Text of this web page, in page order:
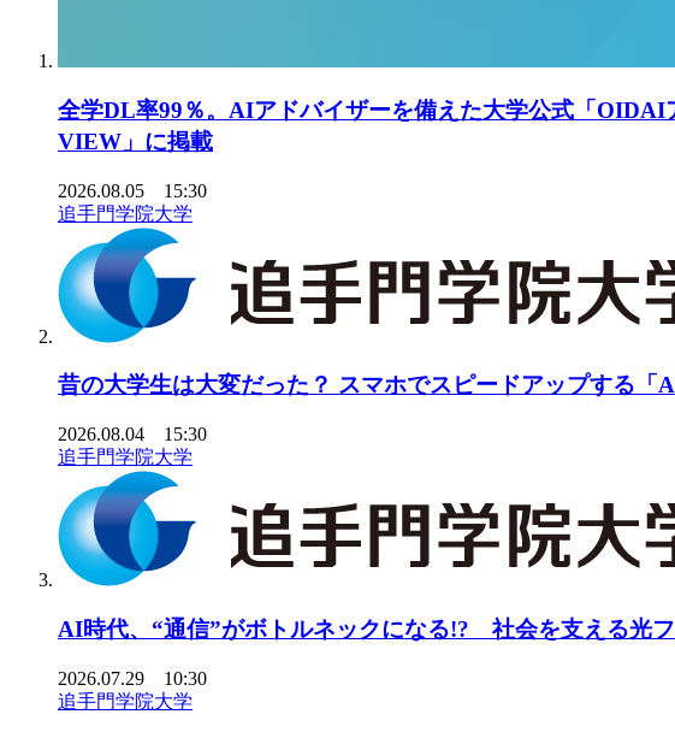
全学DL率99％。AIアドバイザーを備えた大学公式「
VIEW」に掲載
2026.08.05 15:30
追手門学院大学
昔の大学生は大変だった？ スマホでスピードアップする
2026.08.04 15:30
追手門学院大学
AI時代、“通信”がボトルネックになる!? 社会を支える光
2026.07.29 10:30
追手門学院大学